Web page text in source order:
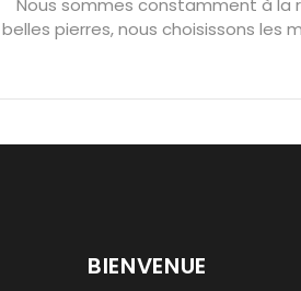
Pierres pour les examens
Porter l’œil de tigre
Nous sommes constamment à la
belles pierres, nous choisissons les
BIENVENUE